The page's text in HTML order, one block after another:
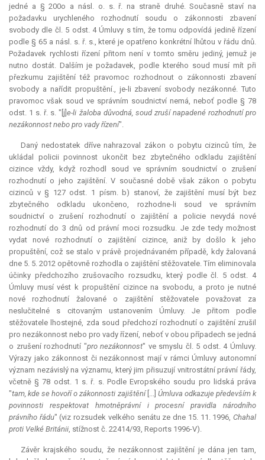
jedné a § 200o a násl. o. s. ř. na straně druhé. Současně staví na
požadavku urychleného rozhodnutí soudu o zákonnosti zbavení
svobody dle čl. 5 odst. 4 Úmluvy s tím, že tomu odpovídá jedině řízení
podle § 65 a násl. s. ř. s., které je opatřeno konkrétní lhůtou v řádu dnů.
Požadavek rychlosti řízení přitom není v tomto směru jediný, jemuž je
nutno dostát. Dalším je požadavek, podle kterého soud musí mít při
přezkumu zajištění též pravomoc rozhodnout o zákonnosti zbavení
svobody a nařídit propuštění., je-li zbavení svobody nezákonné. Tuto
pravomoc však soud ve správním soudnictví nemá, neboť podle § 78
odst. 1 s. ř. s. "[j]e-li žaloba důvodná, soud zruší napadené rozhodnutí pro
nezákonnost nebo pro vady řízení".
Daný nedostatek dříve nahrazoval zákon o pobytu cizinců tím, že
ukládal policii povinnost ukončit bez zbytečného odkladu zajištění
cizince vždy, když rozhodl soud ve správním soudnictví o zrušení
rozhodnutí o jeho zajištění. V současné době však zákon o pobytu
cizinců v § 127 odst. 1 písm. b) stanoví, že zajištění musí být bez
zbytečného odkladu ukončeno, rozhodne-li soud ve správním
soudnictví o zrušení rozhodnutí o zajištění a policie nevydá nové
rozhodnutí do 3 dnů od právní moci rozsudku. Je zde tedy možnost
vydat nové rozhodnutí o zajištění cizince, aniž by došlo k jeho
propuštění, což se stalo v právě projednávaném případě, kdy žalovaná
dne 5. 5. 2012 opětovně rozhodla o zajištění stěžovatele. Tím eliminovala
účinky předchozího zrušovacího rozsudku, který podle čl. 5 odst. 4
Úmluvy musí vést k propuštění cizince na svobodu, a proto je nutné
nové rozhodnutí žalované o zajištění stěžovatele považovat za
neslučitelné s citovaným ustanovením Úmluvy. Je přitom podle
stěžovatele lhostejné, zda soud předchozí rozhodnutí o zajištění zrušil
pro nezákonnost nebo pro vady řízení, neboť v obou případech se jedná
o zrušení rozhodnutí "pro nezákonnost" ve smyslu čl. 5 odst. 4 Úmluvy.
Výrazy jako zákonnost či nezákonnost mají v rámci Úmluvy autonomní
význam nezávislý na významu, který jim přisuzují vnitrostátní právní řády,
včetně § 78 odst. 1 s. ř. s. Podle Evropského soudu pro lidská práva
"tam, kde se hovoří o zákonnosti zajištění [...] Úmluva odkazuje především k
povinnosti respektovat hmotněprávní i procesní pravidla národního
právního řádu" (viz rozsudek velkého senátu ze dne 15. 11. 1996,Chahal
proti Velké Británii, stížnost č. 22414/93, Reports 1996-V).
Závěr krajského soudu, že nezákonnost zajištění je dána jen tam,